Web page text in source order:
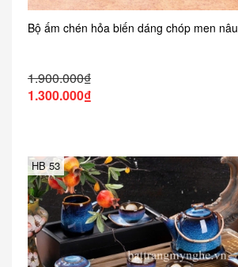
Bộ ấm chén hỏa biến dáng chóp men nâu
1.900.000₫
1.300.000₫
HB 53